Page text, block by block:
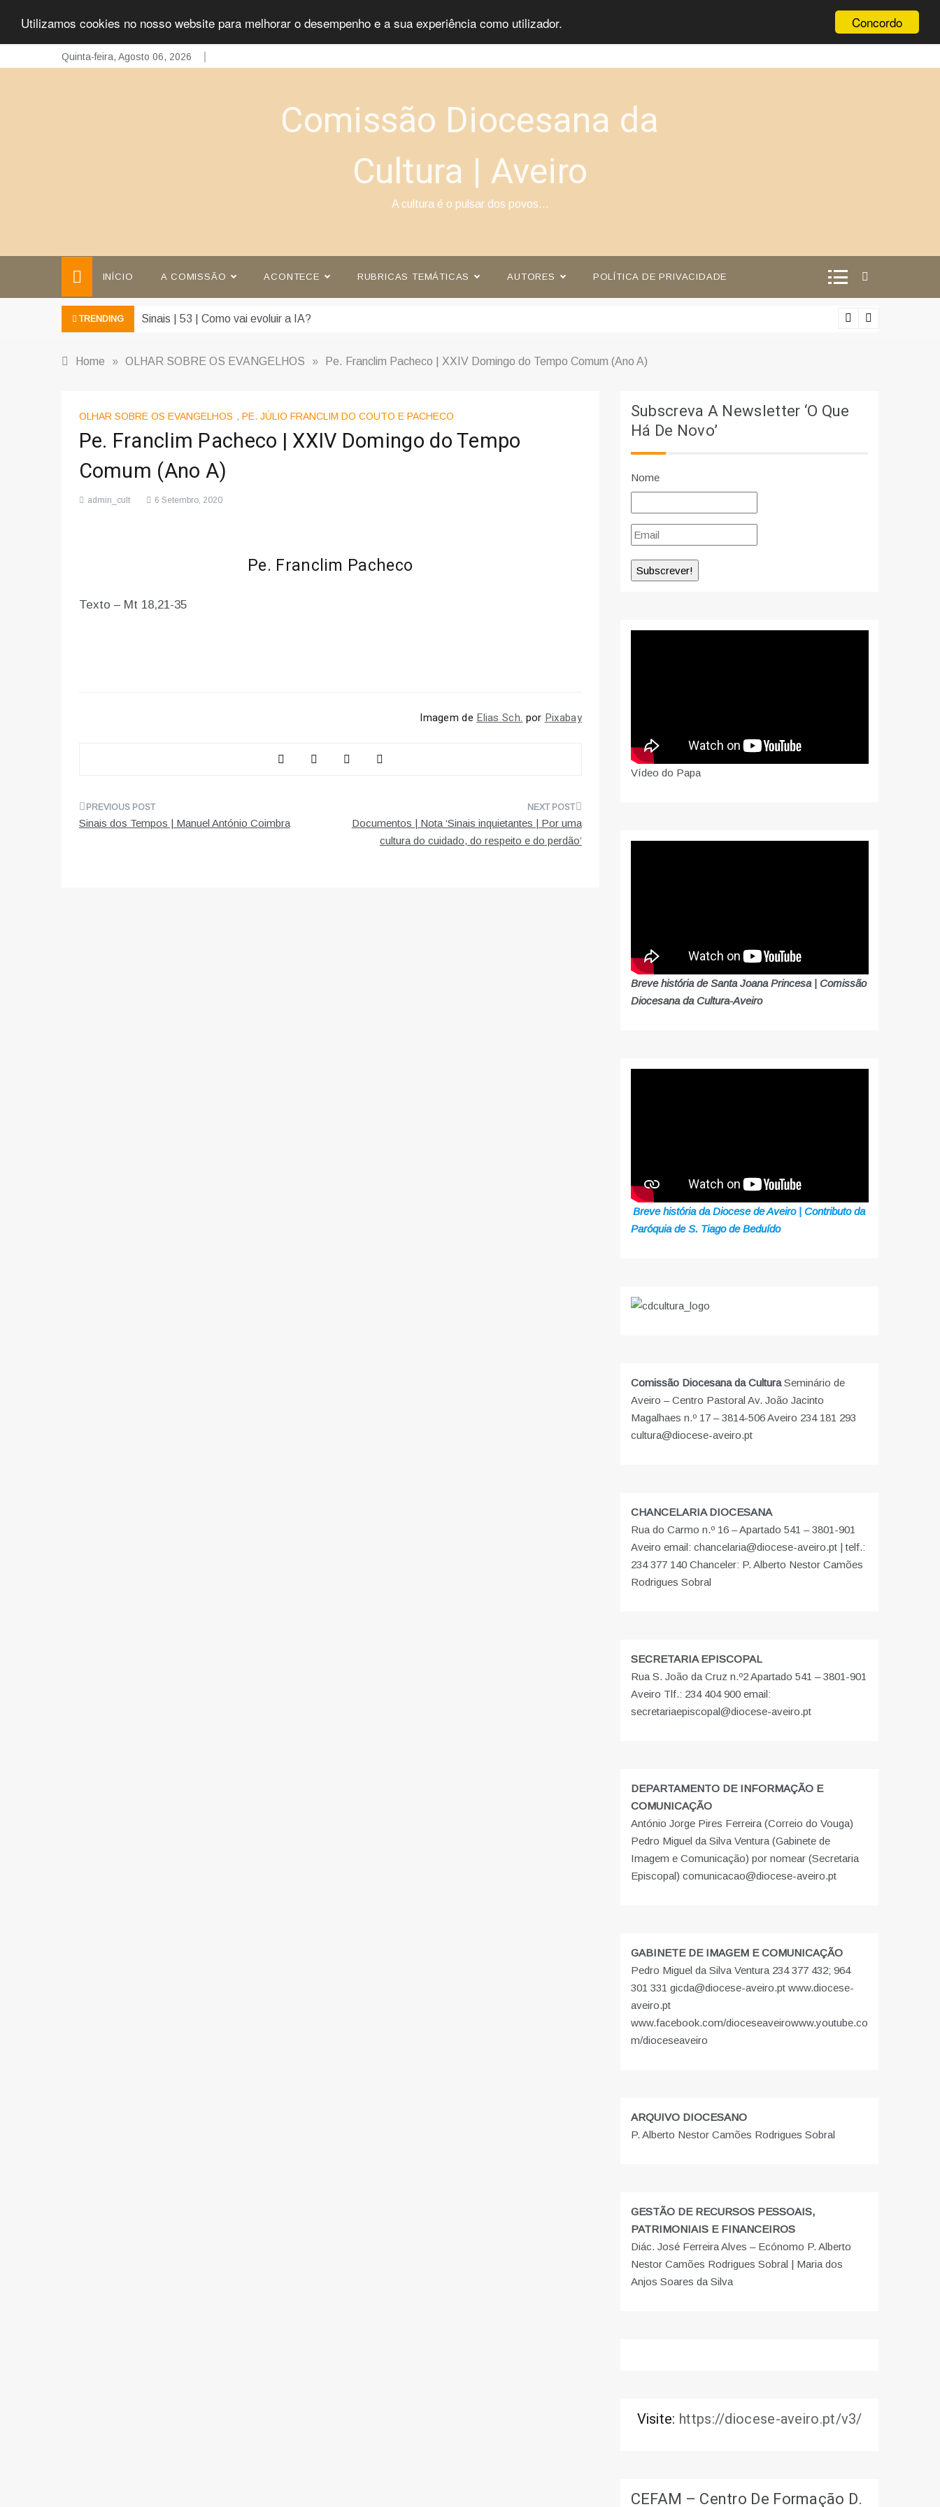
Concordo
Utilizamos cookies no nosso website para melhorar o desempenho e a sua experiência como utilizador.
to
Quinta-feira, Agosto 06, 2026
Comissão Diocesana da
Cultura | Aveiro
A cultura é o pulsar dos povos…
INÍCIO A COMISSÃO ACONTECE RUBRICAS TEMÁTICAS AUTORES POLÍTICA DE PRIVACIDADE
TRENDING Sinais | 53 | Como vai evoluir a IA?
Home » OLHAR SOBRE OS EVANGELHOS » Pe. Franclim Pacheco | XXIV Domingo do Tempo Comum (Ano A)
OLHAR SOBRE OS EVANGELHOS , PE. JÚLIO FRANCLIM DO COUTO E PACHECO
Pe. Franclim Pacheco | XXIV Domingo do Tempo
Comum (Ano A)
admin_cult 6 Setembro, 2020
Pe. Franclim Pacheco
Texto – Mt 18,21-35
Imagem de Elias Sch. por Pixabay
Navegação
Sinais dos Tempos | Manuel António Coimbra
Documentos | Nota ‘Sinais inquietantes | Por uma
cultura do cuidado, do respeito e do perdão’
Subscreva A Newsletter ‘O Que
Há De Novo’
Nome
Vídeo do Papa
Breve história de Santa Joana Princesa | Comissão
Diocesana da Cultura-Aveiro
Breve história da Diocese de Aveiro | Contributo da
Paróquia de S. Tiago de Beduído
Comissão Diocesana da CulturaSeminário de
Aveiro – Centro Pastoral Av. João Jacinto
Magalhaes n.º 17 – 3814-506 Aveiro 234 181 293
cultura@diocese-aveiro.pt
CHANCELARIA DIOCESANA
Rua do Carmo n.º 16 – Apartado 541 – 3801-901
Aveiro email: chancelaria@diocese-aveiro.pt | telf.:
234 377 140 Chanceler: P. Alberto Nestor Camões
Rodrigues Sobral
SECRETARIA EPISCOPAL
Rua S. João da Cruz n.º2 Apartado 541 – 3801-901
Aveiro Tlf.: 234 404 900 email:
secretariaepiscopal@diocese-aveiro.pt
DEPARTAMENTO DE INFORMAÇÃO E
COMUNICAÇÃO
António Jorge Pires Ferreira (Correio do Vouga)
Pedro Miguel da Silva Ventura (Gabinete de
Imagem e Comunicação) por nomear (Secretaria
Episcopal) comunicacao@diocese-aveiro.pt
GABINETE DE IMAGEM E COMUNICAÇÃO
Pedro Miguel da Silva Ventura 234 377 432; 964
301 331 gicda@diocese-aveiro.pt www.diocese-
aveiro.pt
www.facebook.com/dioceseaveirowww.youtube.co
m/dioceseaveiro
ARQUIVO DIOCESANO
P. Alberto Nestor Camões Rodrigues Sobral
GESTÃO DE RECURSOS PESSOAIS,
PATRIMONIAIS E FINANCEIROS
Diác. José Ferreira Alves – Ecónomo P. Alberto
Nestor Camões Rodrigues Sobral | Maria dos
Anjos Soares da Silva
Visite: https://diocese-aveiro.pt/v3/
CEFAM – Centro De Formação D.